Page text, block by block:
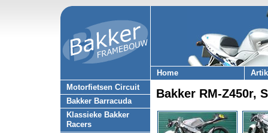
Home
Motorfietsen Circuit
Bakker Barracuda
Klassieke Bakker
Racers
Bakker RM-Z450r,